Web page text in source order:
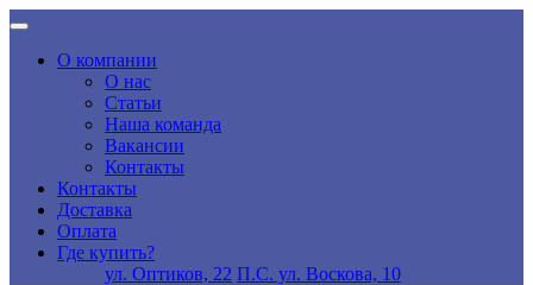
О компании
О нас
Статьи
Наша команда
Вакансии
Контакты
Контакты
Доставка
Оплата
Где купить?
ул. Оптиков, 22 П.С. ул. Воскова, 10